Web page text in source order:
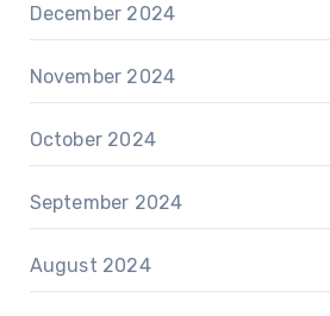
December 2024
November 2024
October 2024
September 2024
August 2024